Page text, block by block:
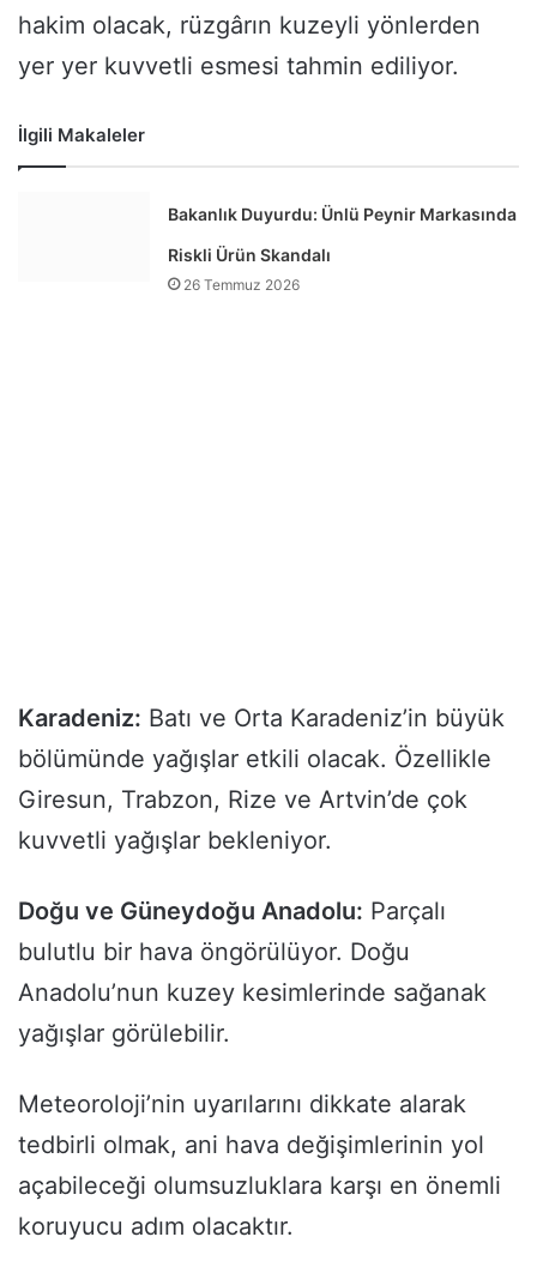
hakim olacak, rüzgârın kuzeyli yönlerden
yer yer kuvvetli esmesi tahmin ediliyor.
İlgili Makaleler
Bakanlık Duyurdu: Ünlü Peynir Markasında
Riskli Ürün Skandalı
26 Temmuz 2026
Karadeniz: Batı ve Orta Karadeniz’in büyük
bölümünde yağışlar etkili olacak. Özellikle
Giresun, Trabzon, Rize ve Artvin’de çok
kuvvetli yağışlar bekleniyor.
Doğu ve Güneydoğu Anadolu: Parçalı
bulutlu bir hava öngörülüyor. Doğu
Anadolu’nun kuzey kesimlerinde sağanak
yağışlar görülebilir.
Meteoroloji’nin uyarılarını dikkate alarak
tedbirli olmak, ani hava değişimlerinin yol
açabileceği olumsuzluklara karşı en önemli
koruyucu adım olacaktır.